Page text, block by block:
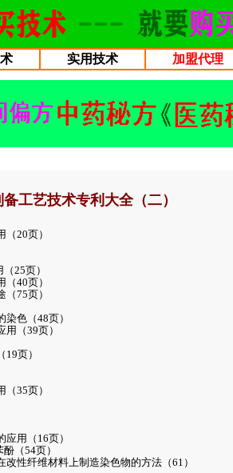
实用技术 加盟代理
工艺技术专利大全（二）
20页）
25页）
40页）
75页）
色（48页）
（39页）
页）
35页）
用（16页）
（54页）
性纤维材料上制造染色物的方法（61）